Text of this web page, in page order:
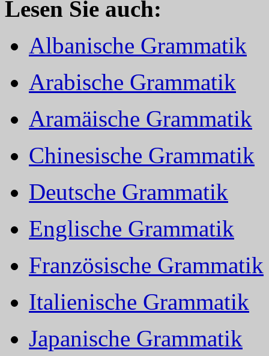
Lesen Sie auch:
Albanische Grammatik
Arabische Grammatik
Aramäische Grammatik
Chinesische Grammatik
Deutsche Grammatik
Englische Grammatik
Französische Grammatik
Italienische Grammatik
Japanische Grammatik